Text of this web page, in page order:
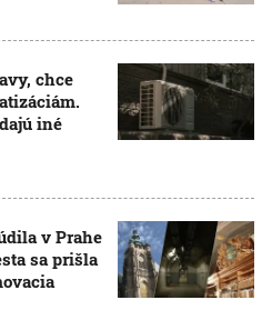
chce
iné
v Prahe
sa prišla